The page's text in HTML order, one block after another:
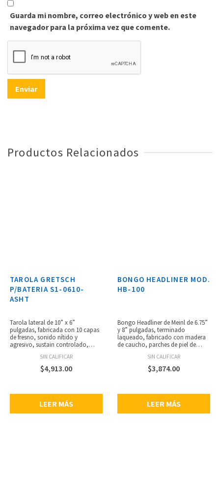
Guarda mi nombre, correo electrónico y web en este
navegador para la próxima vez que comente.
Productos Relacionados
TAROLA GRETSCH
P/BATERIA S1-0610-
ASHT
Tarola lateral de 10” x 6”
pulgadas, fabricada con 10 capas
de fresno, sonido nítido y
agresivo, sustain controlado,
triple flanged de 2.3 mm,
entorchado de 20 hilos, incluye
sistema de montaje GTS de
SIN CALIFICAR
$4,913.00
LEER MÁS
BONGO HEADLINER MOD.
HB-100
Bongo Headliner de Meinl de 6.75”
y 8” pulgadas, terminado
laqueado, fabricado con madera
de caucho, parches de piel de
mm deancho, aros recubiertos de
negro de 2 mm. Incluye llave
SIN CALIFICAR
$3,874.00
LEER MÁS